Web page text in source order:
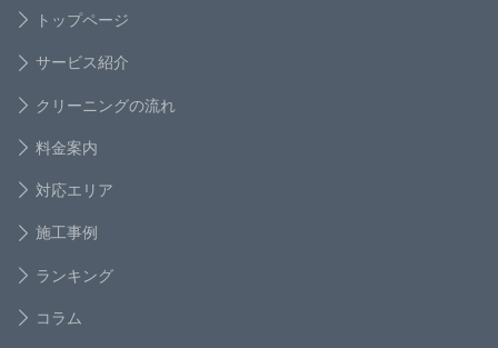
トップページ
サービス紹介
クリーニングの流れ
料金案内
対応エリア
施工事例
ランキング
コラム